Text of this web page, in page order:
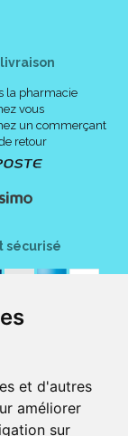
et d'autres
améliorer
sur
la pharmacie
vous
un commerçant
retour
sécurisé
certifiée ISO
pharmacie du centre